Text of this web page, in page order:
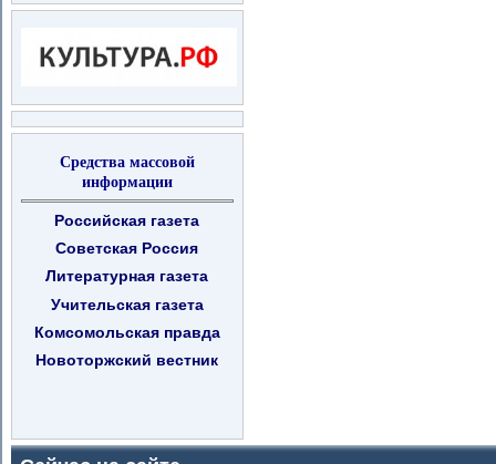
Средства массовой
информации
Российская газета
Советская Россия
Литературная газета
Учительская газета
Комсомольская правда
Новоторжский вестник